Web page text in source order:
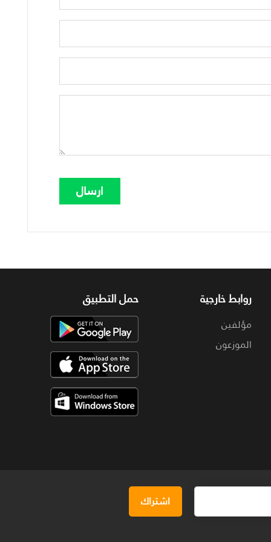
روابط خارجية
مؤلفين
الموزعون
حمل التطبيق